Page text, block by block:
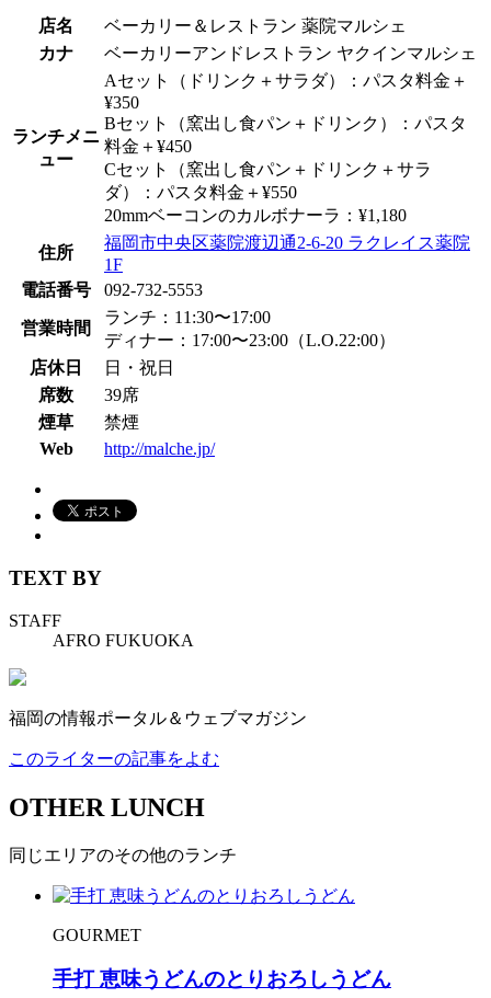
店名
ベーカリー＆レストラン 薬院マルシェ
カナ
ベーカリーアンドレストラン ヤクインマルシェ
ランチメニ
ュー
Aセット（ドリンク＋サラダ）：パスタ料金＋
¥350
Bセット（窯出し食パン＋ドリンク）：パスタ
料金＋¥450
Cセット（窯出し食パン＋ドリンク＋サラ
ダ）：パスタ料金＋¥550
20mmベーコンのカルボナーラ：¥1,180
住所
福岡市中央区薬院渡辺通2-6-20 ラクレイス薬院
1F
電話番号
092-732-5553
営業時間
ランチ：11:30〜17:00
ディナー：17:00〜23:00（L.O.22:00）
店休日
日・祝日
席数
39席
煙草
禁煙
Web
http://malche.jp/
TEXT BY
STAFF
AFRO FUKUOKA
福岡の情報ポータル＆ウェブマガジン
このライターの記事をよむ
OTHER LUNCH
同じエリアのその他のランチ
GOURMET
手打 恵味うどんのとりおろしうどん